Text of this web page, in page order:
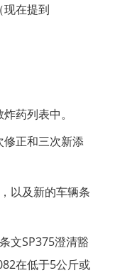
现在提到
药列表中。
正和三次新添
以及新的车辆条
文SP375澄清豁
在低于5公斤或